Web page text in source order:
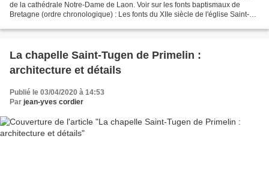
de la cathédrale Notre-Dame de Laon. Voir sur les fonts baptismaux de
Bretagne (ordre chronologique) : Les fonts du XIIe siècle de l'église Saint-
La chapelle Saint-Tugen de Primelin :
architecture et détails
Publié le 03/04/2020 à 14:53
Par jean-yves cordier